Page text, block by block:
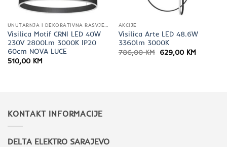
Visilica Motif CRNI LED 40W
230V 2800Lm 3000K IP20
60cm NOVA LUCE
510,00 KM
AKCIJE
Visilica Arte LED 48.6W
3360lm 3000K
786,00KM Izvorna
cijena
629,00 KMTrenutna
KONTAKT INFORMACIJE
DELTA ELEKTRO SARAJEVO